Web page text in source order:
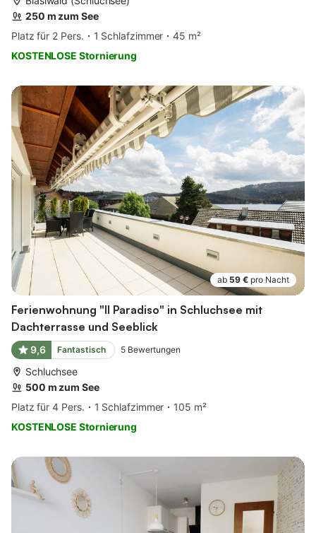
250 m zum See
Platz für 2 Pers.
1 Schlafzimmer
45 m²
KOSTENLOSE Stornierung
ab 59 € pro Nacht
Ferienwohnung "Il Paradiso" in Schluchsee mit
Dachterrasse und Seeblick
9,6 Fantastisch 5 Bewertungen
Schluchsee
500 m zum See
Platz für 4 Pers.
1 Schlafzimmer
105 m²
KOSTENLOSE Stornierung